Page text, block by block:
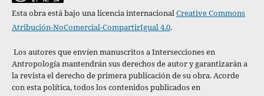
Esta obra está bajo una licencia internacionalCreative Commons
Atribución-NoComercial-CompartirIgual 4.0.
Los autores que envíen manuscritos a Intersecciones en
Antropología mantendrán sus derechos de autor y garantizarán a
la revista el derecho de primera publicación de su obra. Acorde
con esta política,todos los contenidos publicados en